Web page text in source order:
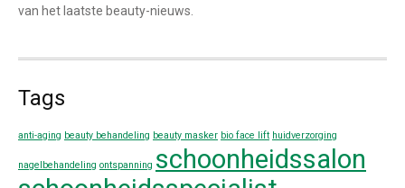
van het laatste beauty-nieuws.
Tags
anti-aging beauty behandeling beauty masker bio face lift huidverzorging
nagelbehandeling ontspanning schoonheidssalon